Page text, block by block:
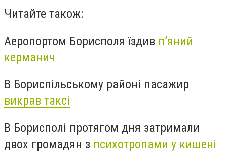
Читайте також:
Аеропортом Борисполя їздив п’яний
керманич
В Бориспільському районі пасажир
викрав таксі
В Борисполі протягом дня затримали
двох громадян з психотропами у кишені